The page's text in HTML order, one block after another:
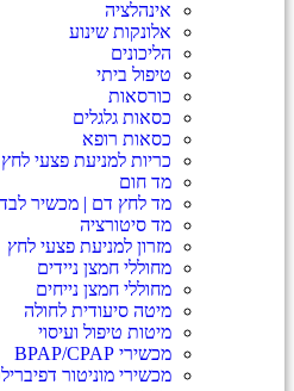
אינהלציה
אלונקות שינוע
הליכונים
טיפול ביתי
כורסאות
כסאות גלגלים
כסאות רופא
כריות למניעת פצעי לחץ
מד חום
מד לחץ דם | מכשיר
מד סיטורציה
מזרון למניעת פצעי לחץ
מחוללי חמצן ניידים
מחוללי חמצן נייחים
מיטה סיעודית לחולה
מיטות טיפול ועיסוי
מכשירי BPAP/CPAP
מכשירי מוניטור